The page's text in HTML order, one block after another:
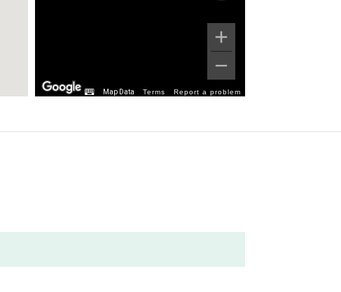
Map Data Terms Report a problem